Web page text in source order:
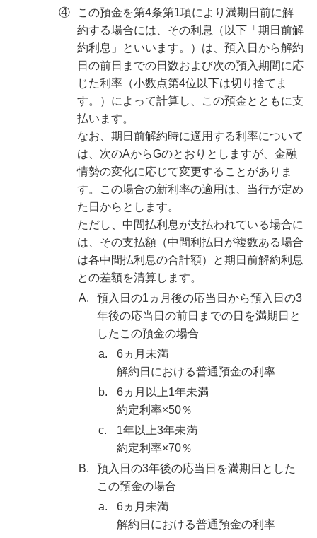
④
この預金を第4条第1項により満期日前に解
約する場合には、その利息（以下「期日前解
約利息」といいます。）は、預入日から解約
日の前日までの日数および次の預入期間に応
じた利率（小数点第4位以下は切り捨てま
す。）によって計算し、この預金とともに支
払います。
なお、期日前解約時に適用する利率について
は、次のAからGのとおりとしますが、金融
情勢の変化に応じて変更することがありま
す。この場合の新利率の適用は、当行が定め
た日からとします。
ただし、中間払利息が支払われている場合に
は、その支払額（中間利払日が複数ある場合
は各中間払利息の合計額）と期日前解約利息
との差額を清算します。
A.
預入日の1ヵ月後の応当日から預入日の3
年後の応当日の前日までの日を満期日と
したこの預金の場合
a.
6ヵ月未満
解約日における普通預金の利率
b.
6ヵ月以上1年未満
約定利率×50％
c.
1年以上3年未満
約定利率×70％
B.
預入日の3年後の応当日を満期日とした
この預金の場合
a.
6ヵ月未満
解約日における普通預金の利率